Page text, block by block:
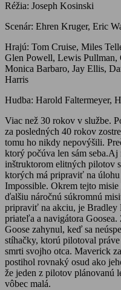
Réžia: Joseph Kosinski
Scenár: Ehren Kruger, Eric
Hrajú: Tom Cruise, Miles
Glen Powell, Lewis Pullman,
Monica Barbaro, Jay Ellis,
Harris
Hudba: Harold Faltermeyer,
Viac než 30 rokov v službe.
za posledných 40 rokov
tomu ho nikdy nepovýšili.
ktorý počúva len sám
inštruktorom elitných pilotov
ktorých má pripraviť na
Impossible. Okrem tejto
ďalšiu náročnú súkromnú
pripraviť na akciu, je Bradley
priateľa a navigátora
Goose zahynul, keď sa
stíhačky, ktorú pilotoval
smrti svojho otca. Maverick
postihol rovnaký osud ako
že jeden z pilotov plánovanú
vôbec malá.